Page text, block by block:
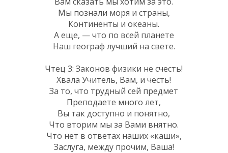
Мы познали моря и страны,
Континенты и океаны.
А еще, — что по всей планете
Наш географ лучший на свете.
Чтец 3: Законов физики не счесть!
Хвала Учитель, Вам, и честь!
За то, что трудный сей предмет
Преподаете много лет,
Вы так доступно и понятно,
Что вторим мы за Вами внятно.
Что нет в ответах наших «каши»,
Заслуга, между прочим, Ваша!